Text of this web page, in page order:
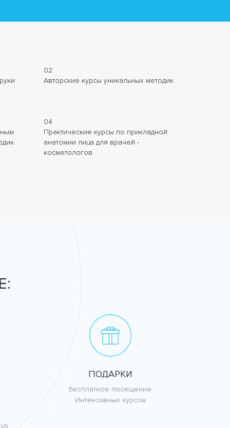
02
Авторские курсы уникальных методик
04
Практические курсы по прикладной
анатомии лица для врачей -
косметологов
ПОДАРКИ
Бесплатное посещение
Интенсивных курсов